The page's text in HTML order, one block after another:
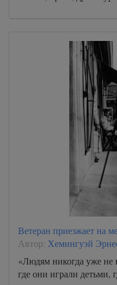
Ветеран приезжает на
Автор: Хемингуэй
«Людям никогда уже не
где они играли